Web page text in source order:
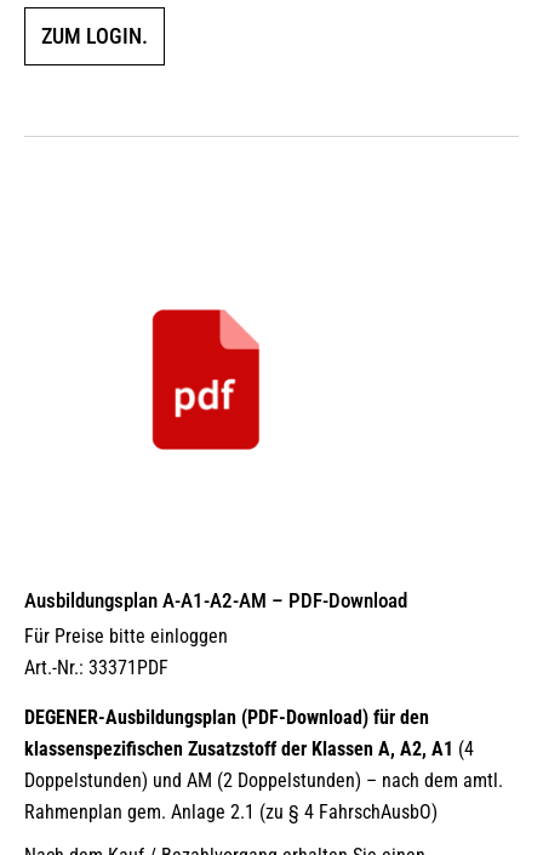
ZUM LOGIN.
Ausbildungsplan A-A1-A2-AM – PDF-Download
Für Preise bitte einloggen
Art.-Nr.: 33371PDF
DEGENER-Ausbildungsplan (PDF-Download) für den
klassenspezifischen Zusatzstoff der Klassen A, A2, A1 (4
Doppelstunden) und AM (2 Doppelstunden) – nach dem amtl.
Rahmenplan gem. Anlage 2.1 (zu § 4 FahrschAusbO)